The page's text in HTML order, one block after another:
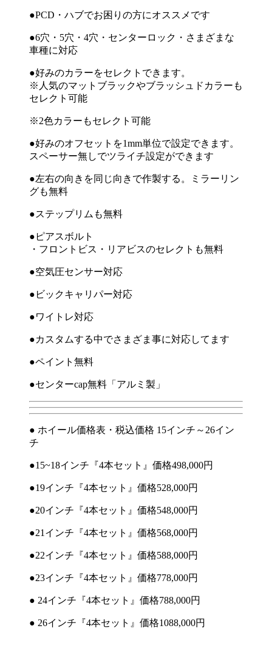
●PCD・ハブでお困りの方にオススメです
●6穴・5穴・4穴・センターロック・さまざまな
車種に対応
●好みのカラーをセレクトできます。
※人気のマットブラックやブラッシュドカラーも
セレクト可能
※2色カラーもセレクト可能
●好みのオフセットを1mm単位で設定できます。
スペーサー無しでツライチ設定ができます
●左右の向きを同じ向きで作製する。ミラーリン
グも無料
●ステップリムも無料
●ピアスボルト
・フロントビス・リアビスのセレクトも無料
●空気圧センサー対応
●ビックキャリパー対応
●ワイトレ対応
●カスタムする中でさまざま事に対応してます
●ペイント無料
●センターcap無料「アルミ製」
● ホイール価格表・税込価格 15インチ～26イン
チ
●15~18インチ『4本セット』価格498,000円
●19インチ『4本セット』価格528,000円
●20インチ『4本セット』価格548,000円
●21インチ『4本セット』価格568,000円
●22インチ『4本セット』価格588,000円
●23インチ『4本セット』価格778,000円
● 24インチ『4本セット』価格788,000円
● 26インチ『4本セット』価格1088,000円